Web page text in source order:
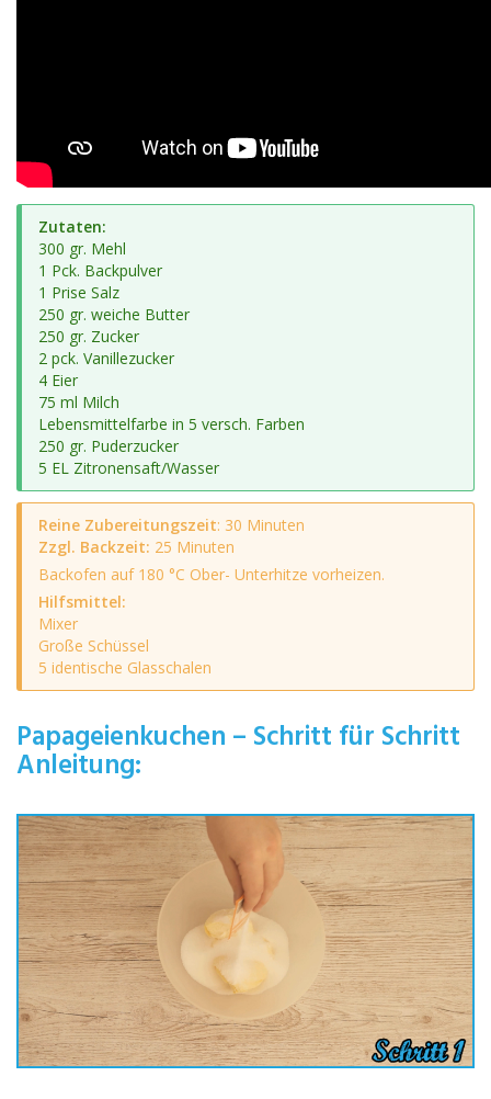
Zutaten:
300 gr. Mehl
1 Pck. Backpulver
1 Prise Salz
250 gr. weiche Butter
250 gr. Zucker
2 pck. Vanillezucker
4 Eier
75 ml Milch
Lebensmittelfarbe in 5 versch. Farben
250 gr. Puderzucker
5 EL Zitronensaft/Wasser
Reine Zubereitungszeit: 30 Minuten
Zzgl. Backzeit: 25 Minuten
Backofen auf 180 °C Ober- Unterhitze vorheizen.
Hilfsmittel:
Mixer
Große Schüssel
5 identische Glasschalen
Papageienkuchen – Schritt für Schritt
Anleitung: